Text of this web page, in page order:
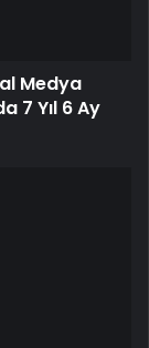
Medya
7 Yıl 6 Ay